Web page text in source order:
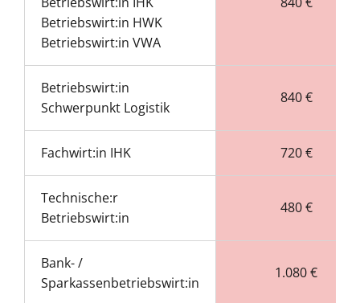
Betriebswirt:in HWK
Betriebswirt:in VWA
Betriebswirt:in
Schwerpunkt Logistik
840 €
Fachwirt:in IHK 720 €
Technische:r
Betriebswirt:in
480 €
Bank- /
Sparkassenbetriebswirt:in
1.080 €